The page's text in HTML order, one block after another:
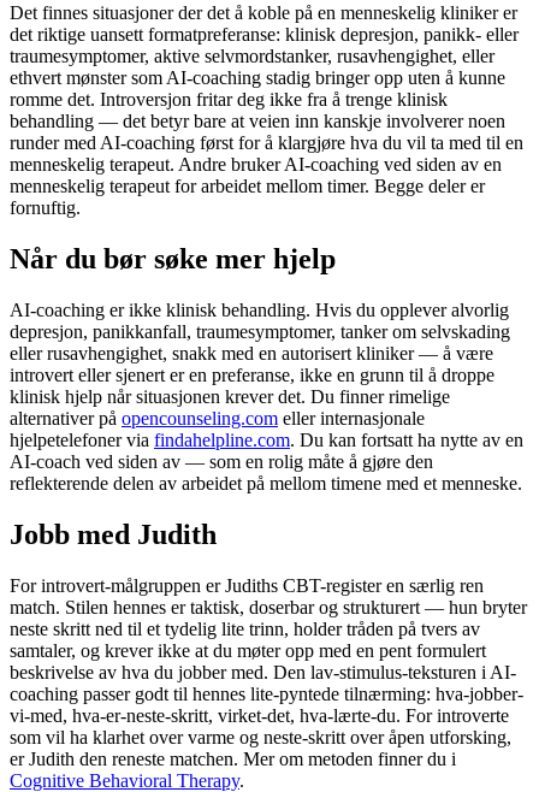
Det finnes situasjoner der det å koble på en menneskelig kliniker er
det riktige uansett formatpreferanse: klinisk depresjon, panikk- eller
traumesymptomer, aktive selvmordstanker, rusavhengighet, eller
ethvert mønster som AI-coaching stadig bringer opp uten å kunne
romme det. Introversjon fritar deg ikke fra å trenge klinisk
behandling — det betyr bare at veien inn kanskje involverer noen
runder med AI-coaching først for å klargjøre hva du vil ta med til en
menneskelig terapeut. Andre bruker AI-coaching ved siden av en
menneskelig terapeut for arbeidet mellom timer. Begge deler er
fornuftig.
Når du bør søke mer hjelp
AI-coaching er ikke klinisk behandling. Hvis du opplever alvorlig
depresjon, panikkanfall, traumesymptomer, tanker om selvskading
eller rusavhengighet, snakk med en autorisert kliniker — å være
introvert eller sjenert er en preferanse, ikke en grunn til å droppe
klinisk hjelp når situasjonen krever det. Du finner rimelige
alternativer på opencounseling.com eller internasjonale
hjelpetelefoner via findahelpline.com. Du kan fortsatt ha nytte av en
AI-coach ved siden av — som en rolig måte å gjøre den
reflekterende delen av arbeidet på mellom timene med et menneske.
Jobb med Judith
For introvert-målgruppen er Judiths CBT-register en særlig ren
match. Stilen hennes er taktisk, doserbar og strukturert — hun bryter
neste skritt ned til et tydelig lite trinn, holder tråden på tvers av
samtaler, og krever ikke at du møter opp med en pent formulert
beskrivelse av hva du jobber med. Den lav-stimulus-teksturen i AI-
coaching passer godt til hennes lite-pyntede tilnærming: hva-jobber-
vi-med, hva-er-neste-skritt, virket-det, hva-lærte-du. For introverte
som vil ha klarhet over varme og neste-skritt over åpen utforsking,
er Judith den reneste matchen. Mer om metoden finner du i
Cognitive Behavioral Therapy.